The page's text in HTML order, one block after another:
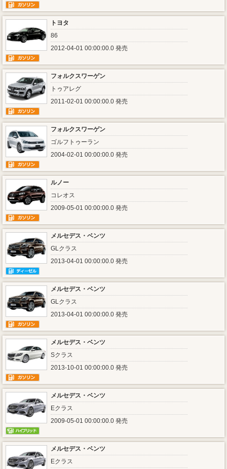
トヨタ
86
2012-04-01 00:00:00.0 発売
フォルクスワーゲン
トゥアレグ
2011-02-01 00:00:00.0 発売
フォルクスワーゲン
ゴルフトゥーラン
2004-02-01 00:00:00.0 発売
ルノー
コレオス
2009-05-01 00:00:00.0 発売
メルセデス・ベンツ
GLクラス
2013-04-01 00:00:00.0 発売
メルセデス・ベンツ
GLクラス
2013-04-01 00:00:00.0 発売
メルセデス・ベンツ
Sクラス
2013-10-01 00:00:00.0 発売
メルセデス・ベンツ
Eクラス
2009-05-01 00:00:00.0 発売
メルセデス・ベンツ
Eクラス